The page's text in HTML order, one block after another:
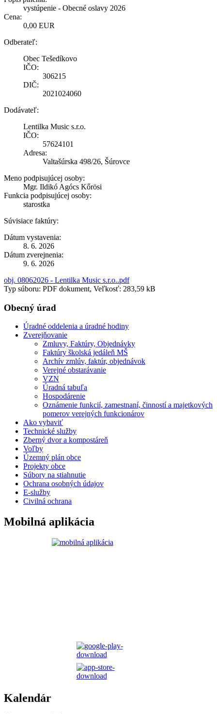
vystúpenie - Obecné oslavy 2026
Cena:
0,00 EUR
Odberateľ:
Obec Tešedíkovo
IČO:
306215
DIČ:
2021024060
Dodávateľ:
Lentilka Music s.r.o.
IČO:
57624101
Adresa:
Valtašúrska 498/26, Šúrovce
Meno podpisujúcej osoby:
Mgr. Ildikó Agócs Kőrösi
Funkcia podpisujúcej osoby:
starostka
Súvisiace faktúry:
Dátum vystavenia:
8. 6. 2026
Dátum zverejnenia:
9. 6. 2026
obj. 08062026 - Lentilka Music s.r.o..pdf
Typ súboru: PDF dokument, Veľkosť: 283,59 kB
Obecný úrad
Úradné oddelenia a úradné hodiny
Zverejňovanie
Zmluvy, Faktúry, Objednávky
Faktúry školská jedáleň MŠ
Archív zmlúv, faktúr, objednávok
Verejné obstarávanie
VZN
Úradná tabuľa
Hospodárenie
Oznámenie funkcií, zamestnaní, činností a majetkových
pomerov verejných funkcionárov
Ako vybaviť
Technické služby
Zberný dvor a kompostáreň
Voľby
Územný plán obce
Projekty obce
Súbory na stiahnutie
Ochrana osobných údajov
E-služby
Civilná ochrana
Mobilná aplikácia
Kalendár